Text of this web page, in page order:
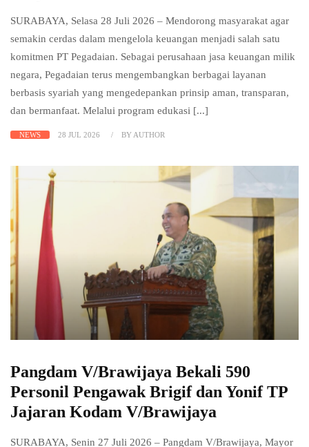
SURABAYA, Selasa 28 Juli 2026 – Mendorong masyarakat agar
semakin cerdas dalam mengelola keuangan menjadi salah satu
komitmen PT Pegadaian. Sebagai perusahaan jasa keuangan milik
negara, Pegadaian terus mengembangkan berbagai layanan
berbasis syariah yang mengedepankan prinsip aman, transparan,
dan bermanfaat. Melalui program edukasi [...]
NEWS 28 JUL 2026 BY AUTHOR
Pangdam V/Brawijaya Bekali 590
Personil Pengawak Brigif dan Yonif TP
Jajaran Kodam V/Brawijaya
SURABAYA, Senin 27 Juli 2026 – Pangdam V/Brawijaya, Mayor